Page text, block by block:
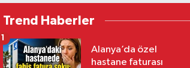
Trend Haberler
Alanya’da özel
hastane faturası
1